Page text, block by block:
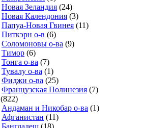
Новая Зеландия (24)
Новая Календония (3)
Папуа-Новая Гвинея (11)
Питкэрн о-в (6)
Соломоновы о-ва (9)
Тимор (6)
Тонга о-ва (7)
Тувалу о-ва (1)
Фиджи о-ва (25)
Французская Полинезия (7)
(822)
Андаман и Никобар о-ва (1)
Афганистан (11)
Бангладеш (18)